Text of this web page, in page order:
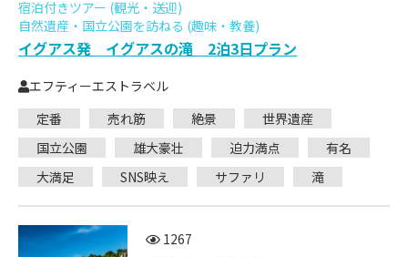
宿泊付きツアー (観光・送迎)
自然遺産・国立公園を訪ねる (趣味・教養)
イグアス発 イグアスの滝 2泊3日プラン
エフティーエストラベル
定番
売れ筋 絶景
世界遺産
国立公園
雄大豪壮 迫力満点
有名
大満足
SNS映え サファリ 滝
1267